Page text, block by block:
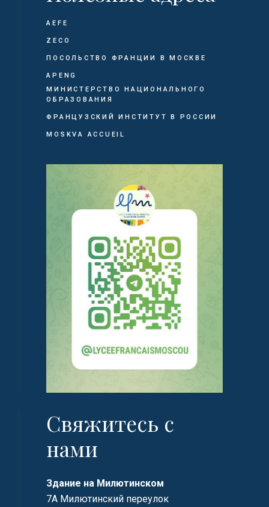
AEFE
ZECO
ПОСОЛЬСТВО ФРАНЦИИ В МОСКВЕ
APENG
МИНИСТЕРСТВО НАЦИОНАЛЬНОГО
ОБРАЗОВАНИЯ
ФРАНЦУЗСКИЙ ИНСТИТУТ В РОССИИ
MOSKVA ACCUEIL
Свяжитесь с
нами
Здание на Милютинском
7А Милютинский переулок